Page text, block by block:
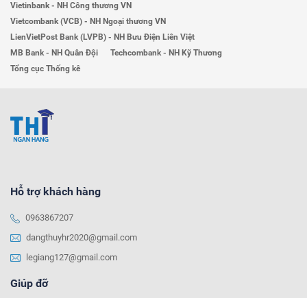
Vietinbank - NH Công thương VN
Vietcombank (VCB) - NH Ngoại thương VN
LienVietPost Bank (LVPB) - NH Bưu Điện Liên Việt
MB Bank - NH Quân Đội
Techcombank - NH Kỹ Thương
Tổng cục Thống kê
Hỗ trợ khách hàng
0963867207
dangthuyhr2020@gmail.com
legiang127@gmail.com
Giúp đỡ